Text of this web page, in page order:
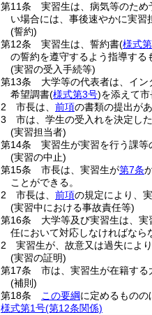
第11条
実習生は、病気等のため
い場合には、事後速やかに実習
(誓約)
第12条
実習生は、誓約書(様式
の誓約を遵守するよう指導する
(実習の受入手続等)
第13条
大学等の代表者は、イ
希望調書(様式第3号)を添えて市
2
市長は、 前項の書類の提出が
3
市は、学生の受入れを決定し
(実習担当者)
第14条
実習生が実習を行う課等
(実習の中止)
第15条
市長は、実習生が第7条
ことができる。
2
市長は、 前項の規定により、
(実習中における事故責任等)
第16条
大学等及び実習生は、
任において対応しなければなら
2
実習生が、故意又は過失によ
(実習の証明)
第17条
市は、実習生が在籍する
(補則)
第18条
この要綱に定めるものの
様式第1号(第12条関係)